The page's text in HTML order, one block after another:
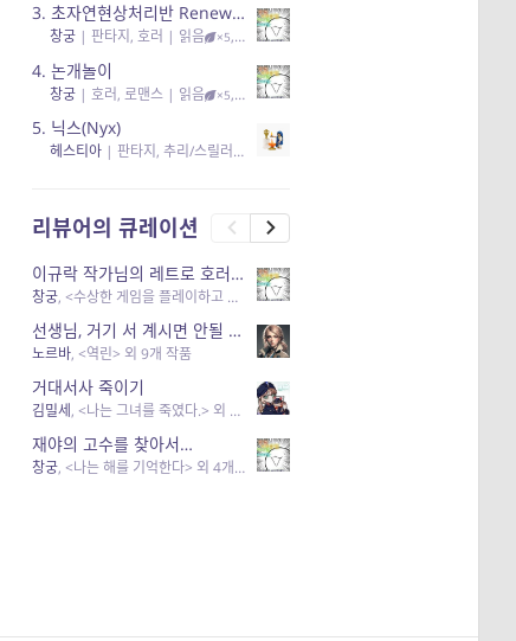
3. 초자연현상처리반 Renewal
창궁 | 판타지, 호러 | 읽음 ×5, 구독 , 응원82, 리뷰4
4. 논개놀이
창궁 | 호러, 로맨스 | 읽음 ×5, 공감11, 응원25
5. 닉스(Nyx)
헤스티아 | 판타지, 추리/스릴러| 읽음
리뷰어의 큐레이션
이규락 작가님의 레트로 호러 리뷰
창궁, <수상한 게임을 플레이하고 있어> 외 3개 작품
선생님, 거기 서 계시면 안될 것 같은데요-역할 클리셰를 비튼 작품들
노르바, <역린> 외 9개 작품
거대서사 죽이기
김밀세, <나는 그녀를 죽였다.> 외 1개 작품
재야의 고수를 찾아서…
창궁, <나는 해를 기억한다> 외 4개 작품